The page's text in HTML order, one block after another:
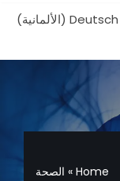
Deutsch
(الألمانية)
Home
» الصحة